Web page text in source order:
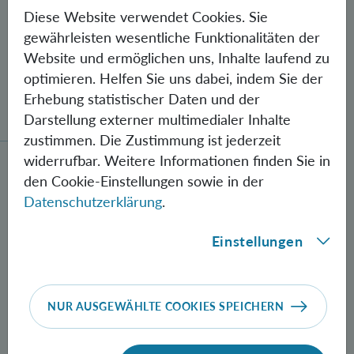
Gegen Fehler geschützte Quantenbits
verschränkt
Neue Methode zur Herstellung verschränkter
Diese Website verwendet Cookies. Sie
gewährleisten wesentliche Funktionalitäten der
Website und ermöglichen uns, Inhalte laufend zu
optimieren. Helfen Sie uns dabei, indem Sie der
Erhebung statistischer Daten und der
Darstellung externer multimedialer Inhalte
zustimmen. Die Zustimmung ist jederzeit
widerrufbar. Weitere Informationen finden Sie in
den Cookie-Einstellungen sowie in der
Datenschutzerklärung.
Einstellungen
NUR AUSGEWÄHLTE COOKIES SPEICHERN